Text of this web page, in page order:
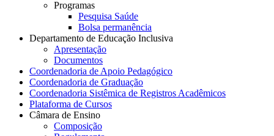
Programas
Pesquisa Saúde
Bolsa permanência
Departamento de Educação Inclusiva
Apresentação
Documentos
Coordenadoria de Apoio Pedagógico
Coordenadoria de Graduação
Coordenadoria Sistêmica de Registros Acadêmicos
Plataforma de Cursos
Câmara de Ensino
Composição